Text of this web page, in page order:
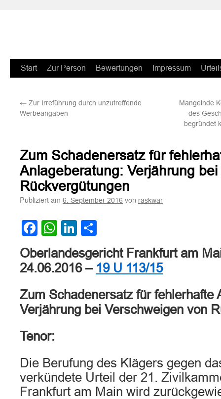
Zum
springen
Start Zur Person Bewertungen Impressum
← Zur Irreführung durch unzutreffende
Werbeangaben
Mangelnde
des
begründet
Zum Schadenersatz für
Anlageberatung: Verjährung
Rückvergütungen
Publiziert am 6. September 2016 von raskwar
Facebook
WhatsApp
LinkedIn
Oberlandesgericht Frankfurt am
24.06.2016 – 19 U 113/15
Zum Schadenersatz für fehlerhafte
Verjährung bei Verschweigen von
Tenor:
Die Berufung des Klägers gegen
verkündete Urteil der 21.
Frankfurt am Main wird